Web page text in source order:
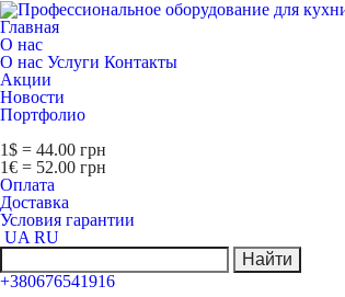
Главная
О нас
О нас Услуги Контакты
Акции
Новости
Портфолио
1$ = 44.00 грн
1€ = 52.00 грн
Оплата
Доставка
Условия гарантии
UA RU
Найти
+380676541916